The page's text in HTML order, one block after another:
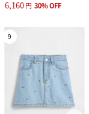
6,160円 30%OFF
9